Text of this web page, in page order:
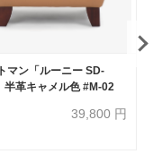
マン「ルーニー SD-
半革キャメル色 #M-02
39,800 円